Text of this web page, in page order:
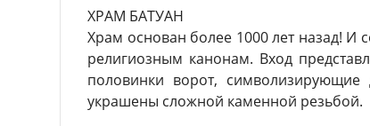
ХРАМ БАТУАН
Храм основан более 1000 лет назад! И
религиозным канонам. Вход
половинки ворот,
украшены сложной каменной резьбой.